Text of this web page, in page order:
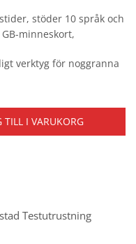
stöder 10 språk och
minneskort,
verktyg för noggranna
TILL I VARUKORG
Testutrustning